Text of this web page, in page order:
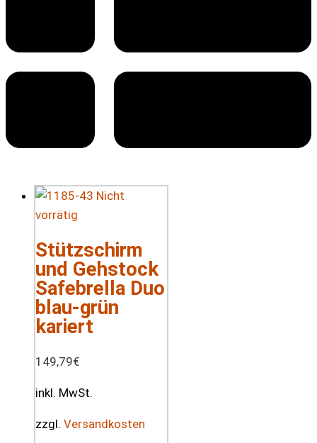
Nicht
vorrätig
Stützschirm
und Gehstock
Safebrella Duo
blau-grün
kariert
149,79€
inkl. MwSt.
zzgl. Versandkosten